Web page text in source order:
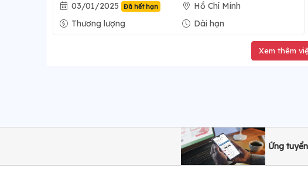
03/01/2025
Đã hết hạn
Hồ Chí Minh
Thương lượng
Dài hạn
Xem thêm
Ứng